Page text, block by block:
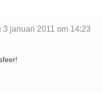
januari 2011 om 14:23